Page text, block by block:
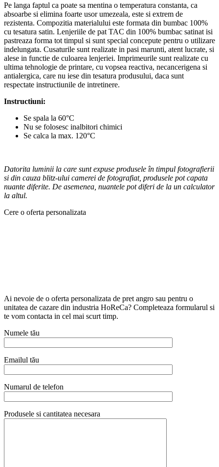
Pe langa faptul ca poate sa mentina o temperatura constanta, ca
absoarbe si elimina foarte usor umezeala, este si extrem de
rezistenta. Compozitia materialului este formata din bumbac 100%
cu tesatura satin. Lenjeriile de pat TAC din 100% bumbac satinat isi
pastreaza forma tot timpul si sunt special concepute pentru o utilizare
indelungata. Cusaturile sunt realizate in pasi marunti, atent lucrate, si
alese in functie de culoarea lenjeriei. Imprimeurile sunt realizate cu
ultima tehnologie de printare, cu vopsea reactiva, necancerigena si
antialergica, care nu iese din tesatura produsului, daca sunt
respectate instructiunile de intretinere.
Instructiuni:
Se spala la 60°C
Nu se folosesc inalbitori chimici
Se calca la max. 120°C
Datorita luminii la care sunt expuse produsele în timpul fotografierii
si din cauza blitz-ului camerei de fotografiat, produsele pot capata
nuante diferite. De asemenea, nuantele pot diferi de la un calculator
la altul.
Cere o oferta personalizata
Ai nevoie de o oferta personalizata de pret angro sau pentru o
unitatea de cazare din industria HoReCa? Completeaza formularul si
te vom contacta in cel mai scurt timp.
Numele tău
Emailul tău
Numarul de telefon
Produsele si cantitatea necesara